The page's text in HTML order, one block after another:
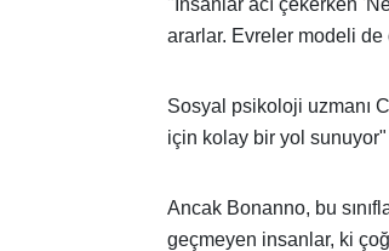
"İnsanlar acı çekerken
ararlar. Evreler modeli de
Sosyal psikoloji uzmanı
için kolay bir yol sunuyor"
Ancak Bonanno, bu
geçmeyen insanlar, ki